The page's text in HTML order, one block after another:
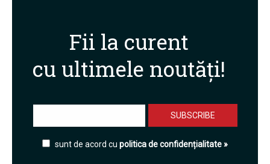
Fii la curent
cu ultimele noutăți!
sunt de acord cu politica de confidențialitate »